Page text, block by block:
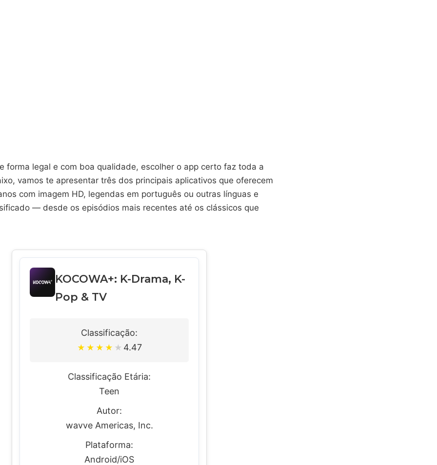
forma legal e com boa qualidade, escolher o app certo faz toda a
vamos te apresentar três dos principais aplicativos que oferecem
com imagem HD, legendas em português ou outras línguas e
— desde os episódios mais recentes até os clássicos que
KOCOWA+: K-Drama, K-
Pop & TV
Classificação:
★ ★ ★ ★ ★ 4.47
Classificação Etária:
Teen
Autor:
wavve Americas, Inc.
Plataforma:
Android/iOS